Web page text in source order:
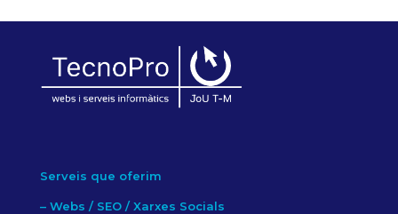
Serveis que oferim
– Webs / SEO / Xarxes Socials